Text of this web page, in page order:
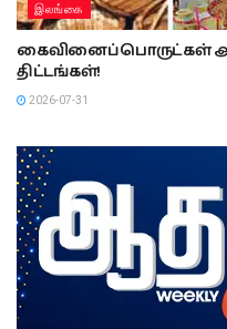
இலங்கை
கைவினைப்பொருட்கள்
திட்டங்கள்!
2026-07-31